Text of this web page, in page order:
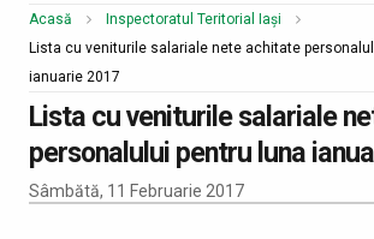
Acasă
Inspectoratul Teritorial Iași
Lista cu veniturile salariale nete achitate
ianuarie 2017
Lista cu veniturile salariale
personalului pentru luna
Sâmbătă, 11 Februarie 2017